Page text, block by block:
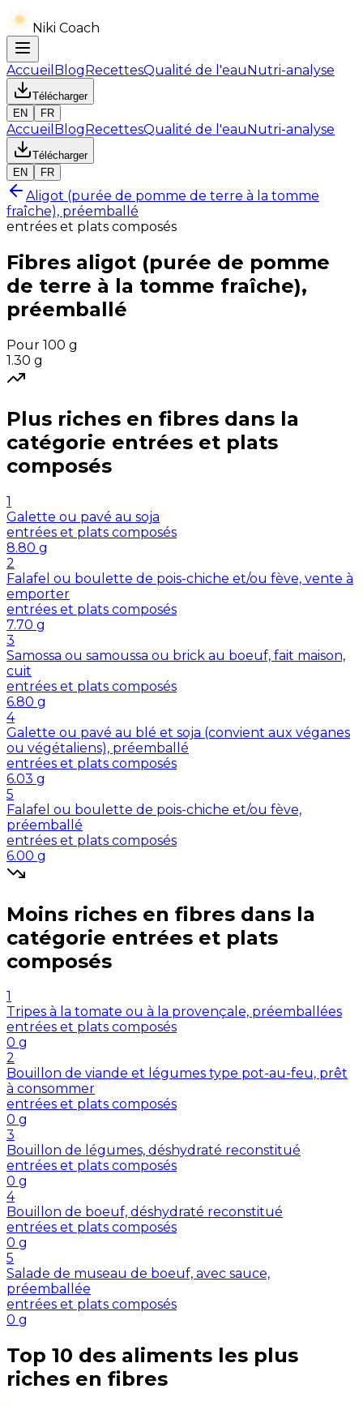
Niki Coach
Accueil BlogRecettesQualité de l'eauNutri-analyse
Télécharger
EN
FR
Accueil BlogRecettesQualité de l'eauNutri-analyse
Télécharger
EN
FR
Aligot (purée de pomme de terre à la tomme
fraîche), préemballé
entrées et plats composés
Fibres aligot (purée de pomme
de terre à la tomme fraîche),
préemballé
Pour 100 g
1.30 g
Plus riches en fibres dans la
catégorie entrées et plats
composés
1
Galette ou pavé au soja
entrées et plats composés
8.80 g
2
Falafel ou boulette de pois-chiche et/ou fève, vente à
emporter
entrées et plats composés
7.70 g
3
Samossa ou samoussa ou brick au boeuf, fait maison,
cuit
entrées et plats composés
6.80 g
4
Galette ou pavé au blé et soja (convient aux véganes
ou végétaliens), préemballé
entrées et plats composés
6.03 g
5
Falafel ou boulette de pois-chiche et/ou fève,
préemballé
entrées et plats composés
6.00 g
Moins riches en fibres dans la
catégorie entrées et plats
composés
1
Tripes à la tomate ou à la provençale, préemballées
entrées et plats composés
0 g
2
Bouillon de viande et légumes type pot-au-feu, prêt
à consommer
entrées et plats composés
0 g
3
Bouillon de légumes, déshydraté reconstitué
entrées et plats composés
0 g
4
Bouillon de boeuf, déshydraté reconstitué
entrées et plats composés
0 g
5
Salade de museau de boeuf, avec sauce,
préemballée
entrées et plats composés
0 g
Top 10 des aliments les plus
riches en fibres